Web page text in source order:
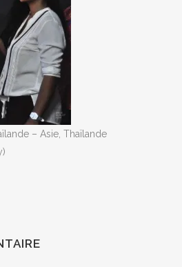
– Asie, Thaïlande